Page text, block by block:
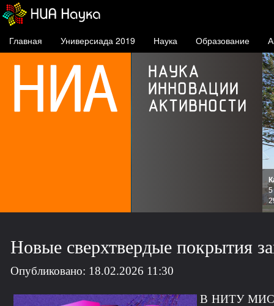
Главная Универсиада 2019 Наука Образование
5
Новые сверхтвердые покрытия
Опубликовано: 18.02.2026 11:30
В НИТУ МИСИС